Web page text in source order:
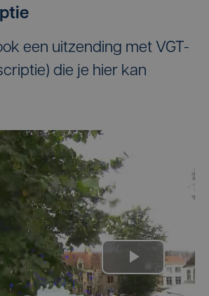
een uitzending met VGT-
die je hier kan